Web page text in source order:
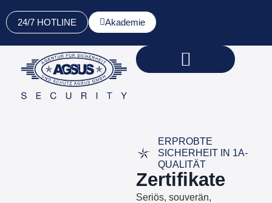
24/7 HOTLINE Akademie
ERPROBTE
SICHERHEIT IN 1A-
QUALITÄT
Zertifikate
Seriös, souverän,